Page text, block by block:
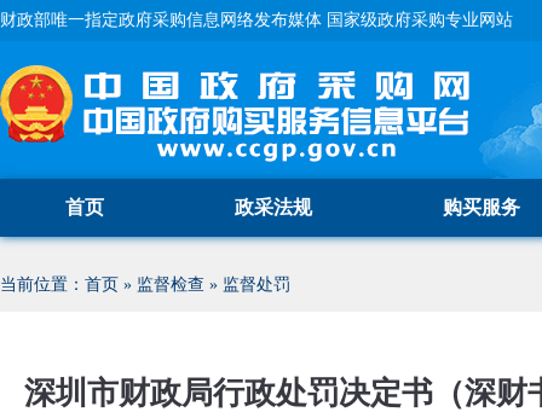
财政部唯一指定政府采购信息网络发布媒体 国家级政府采购专业网站
首页 政采法规 购买服务
当前位置： 首页 » 监督检查 » 监督处罚
深圳市财政局行政处罚决定书（深财